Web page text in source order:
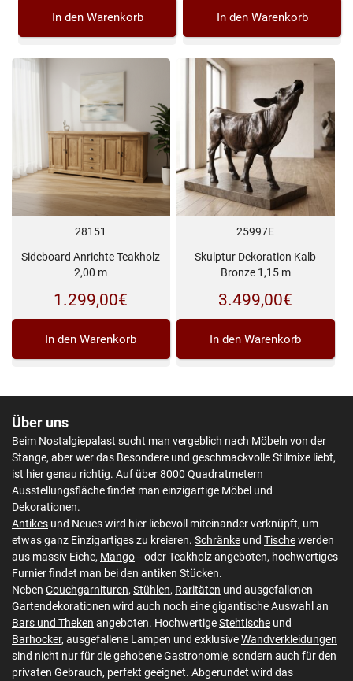
In den Warenkorb In den Warenkorb
28151
Sideboard Anrichte Teakholz
2,00 m
1.299,00€
In den Warenkorb
25997E
Skulptur Dekoration Kalb
Bronze 1,15 m
3.499,00€
In den Warenkorb
Über uns
Beim Nostalgiepalast sucht man vergeblich nach Möbeln von der
Stange, aber wer das Besondere und geschmackvolle Stilmixe liebt,
ist hier genau richtig. Auf über 8000 Quadratmetern
Ausstellungsfläche findet man einzigartige Möbel und
Dekorationen.
Antikes und Neues wird hier liebevoll miteinander verknüpft, um
etwas ganz Einzigartiges zu kreieren. Schränke und Tischewerden
aus massiv Eiche, Mango– oder Teakholz angeboten, hochwertiges
Furnier findet man bei den antiken Stücken.
Neben Couchgarnituren, Stühlen, Raritäten und ausgefallenen
Gartendekorationen wird auch noch eine gigantische Auswahl an
Bars und Theken angeboten. HochwertigeStehtische und
Barhocker, ausgefallene Lampen und exklusiveWandverkleidungen
sind nicht nur für die gehobeneGastronomie, sondern auch für den
privaten Gebrauch, perfekt geeignet. Abgerundet wird das